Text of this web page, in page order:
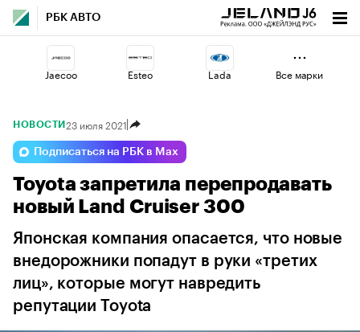
РБК АВТО
Jaecoo Esteo Lada
Volga Omoda
Haval Changan Voyah
Все марки
НОВОСТИ 23 июля 2021
Подписаться на РБК в Max
Toyota запретила перепродавать
новый Land Cruiser 300
Японская компания опасается, что новые
внедорожники попадут в руки «третих
лиц», которые могут навредить
репутации Toyota